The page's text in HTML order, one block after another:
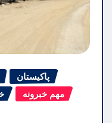
پاکیستان
مهم خبرونه